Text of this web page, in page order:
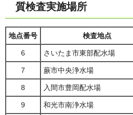
質検査実施場所
地点番号 検査地点
6 さいたま市東部配水場
7 蕨市中央浄水場
8 入間市豊岡配水場
9 和光市南浄水場